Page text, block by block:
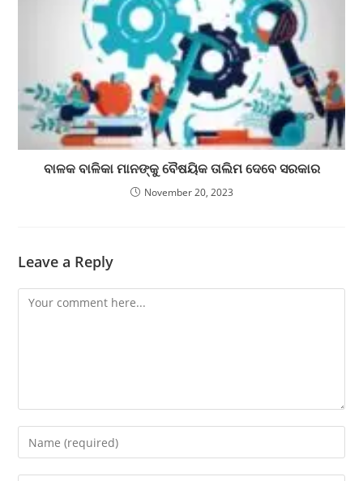
ବାଳକ ବାଳିକା ମାନଙ୍କୁ ବୈଷୟିକ ତାଲିମ ଦେବେ ସରକାର
November 20, 2023
Leave a Reply